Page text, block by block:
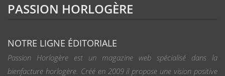
PASSION HORLOGÈRE
NOTRE LIGNE ÉDITORIALE
Passion Horlogère est un magazine web spécialisé dans la
bienfacture horlogère. Créé en 2009 il propose une vision positive